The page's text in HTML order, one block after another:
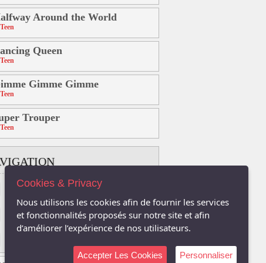
Around the World
Queen
Gimme Gimme
Trouper
C D E F
K L M N O P Q
Cookies & Privacy
Nous utilisons les cookies afin de fournir les services
et fonctionnalités proposés sur notre site et afin
d’améliorer l’expérience de nos utilisateurs.
Accepter Les Cookies Personnaliser